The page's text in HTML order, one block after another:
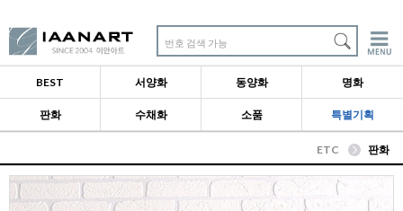
번호 검색 가능
BEST 서양화 동양화 명화
판화 수채화 소품 특별기획
ETC 판화